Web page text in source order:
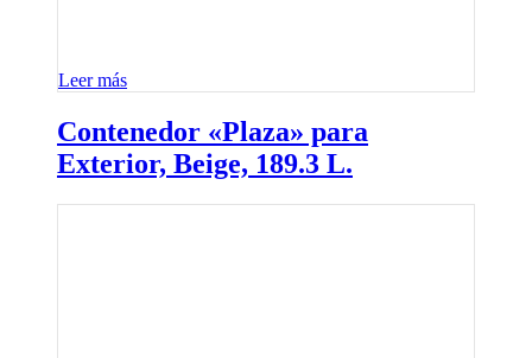
Leer más
Contenedor «Plaza» para
Exterior, Beige, 189.3 L.